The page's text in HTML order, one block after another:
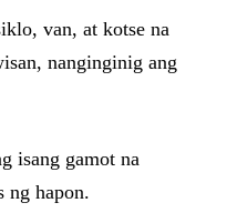
van, at kotse na
nanginginig ang
isang gamot na
ng hapon.